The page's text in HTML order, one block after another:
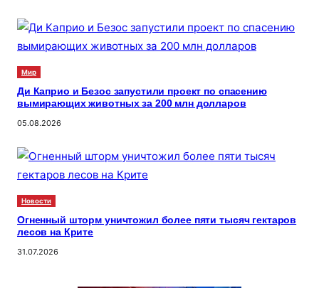
Мир
Ди Каприо и Безос запустили проект по спасению
вымирающих животных за 200 млн долларов
05.08.2026
Новости
Огненный шторм уничтожил более пяти тысяч гектаров
лесов на Крите
31.07.2026